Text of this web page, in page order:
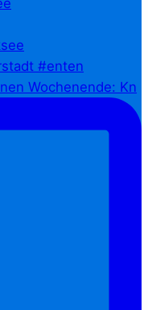
Wochenende: Kn